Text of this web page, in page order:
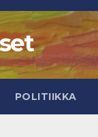
POLITIIKKA